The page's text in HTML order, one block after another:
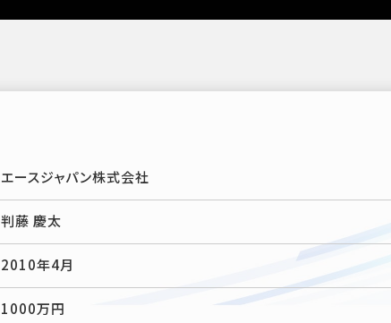
エースジャパン株式会社
判藤 慶太
2010年4月
1000万円